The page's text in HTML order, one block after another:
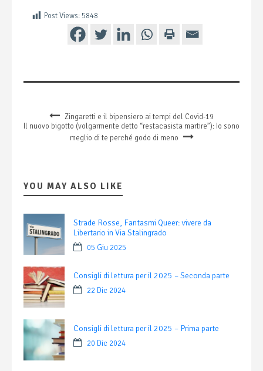
Post Views: 5848
Zingaretti e il bipensiero ai tempi del Covid-19
Il nuovo bigotto (volgarmente detto “restacasista martire”): Io sono
meglio di te perché godo di meno
YOU MAY ALSO LIKE
Strade Rosse, Fantasmi Queer: vivere da
Libertario in Via Stalingrado
05 Giu 2025
Consigli di lettura per il 2025 – Seconda parte
22 Dic 2024
Consigli di lettura per il 2025 – Prima parte
20 Dic 2024